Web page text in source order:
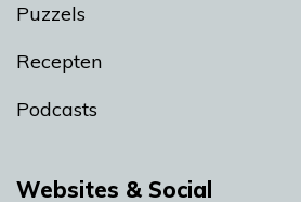
Puzzels
Recepten
Podcasts
Websites & Social